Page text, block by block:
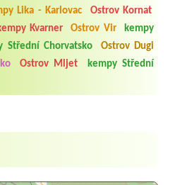
Lika - Karlovac
Ostrov Kornat
Kvarner Ostrov Vir
kempy
Střední Chorvatsko
Ostrov Dugi
Ostrov Mljet
kempy Střední